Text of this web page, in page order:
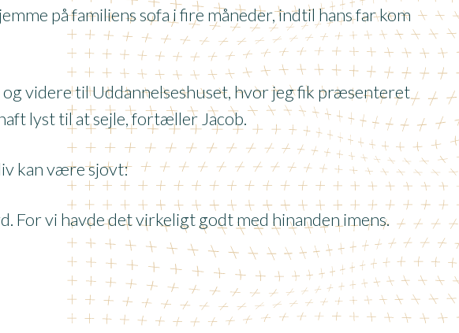
på familiens sofa i fire måneder, indtil hans far kom
videre til Uddannelseshuset, hvor jeg fik præsenteret
lyst til at sejle, fortæller Jacob.
kan være sjovt:
For vi havde det virkeligt godt med hinanden imens.